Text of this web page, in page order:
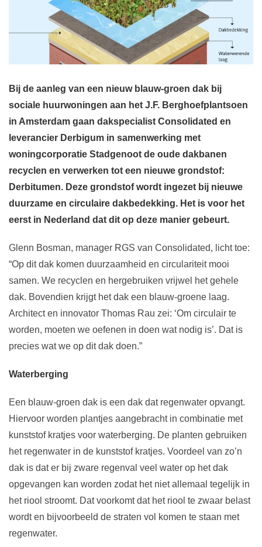
Bij de aanleg van een nieuw blauw-groen dak bij
sociale huurwoningen aan het J.F. Berghoefplantsoen
in Amsterdam gaan dakspecialist Consolidated en
leverancier Derbigum in samenwerking met
woningcorporatie Stadgenoot de oude dakbanen
recyclen en verwerken tot een nieuwe grondstof:
Derbitumen. Deze grondstof wordt ingezet bij nieuwe
duurzame en circulaire dakbedekking. Het is voor het
eerst in Nederland dat dit op deze manier gebeurt.
Glenn Bosman, manager RGS van Consolidated, licht toe:
“Op dit dak komen duurzaamheid en circulariteit mooi
samen. We recyclen en hergebruiken vrijwel het gehele
dak. Bovendien krijgt het dak een blauw-groene laag.
Architect en innovator Thomas Rau zei: ‘Om circulair te
worden, moeten we oefenen in doen wat nodig is’. Dat is
precies wat we op dit dak doen.”
Waterberging
Een blauw-groen dak is een dak dat regenwater opvangt.
Hiervoor worden plantjes aangebracht in combinatie met
kunststof kratjes voor waterberging. De planten gebruiken
het regenwater in de kunststof kratjes. Voordeel van zo’n
dak is dat er bij zware regenval veel water op het dak
opgevangen kan worden zodat het niet allemaal tegelijk in
het riool stroomt. Dat voorkomt dat het riool te zwaar belast
wordt en bijvoorbeeld de straten vol komen te staan met
regenwater.